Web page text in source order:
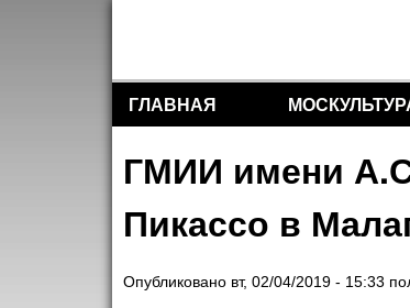
Разделы сайта
ГЛАВНАЯ
ГМИИ имени
Пикассо в
Опубликовано вт, 02/04/2019 - 15:33